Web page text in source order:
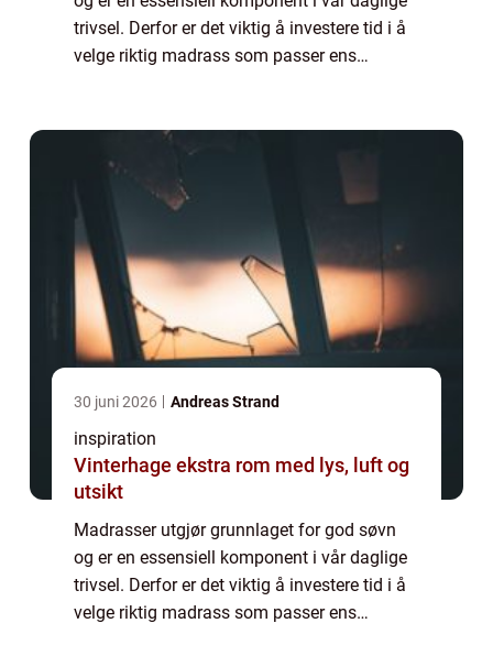
trivsel. Derfor er det viktig å investere tid i å
velge riktig madrass som passer ens
30 juni 2026 Andreas Strand
inspiration
Vinterhage ekstra rom med lys, luft og
utsikt
Madrasser utgjør grunnlaget for god søvn
og er en essensiell komponent i vår daglige
trivsel. Derfor er det viktig å investere tid i å
velge riktig madrass som passer ens